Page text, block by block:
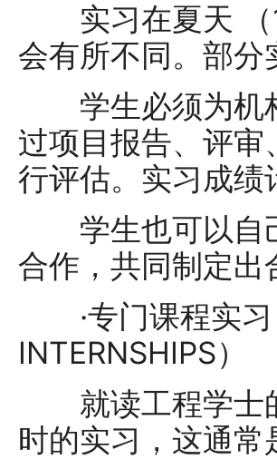
实习在夏天 （
会有所不同。部分
学生必须为机
过项目报告、评
行评估。实习成绩
学生也可以自
合作，共同制定出
·专门课程实习
INTERNSHIPS）
就读工程学士
时的实习，这通常